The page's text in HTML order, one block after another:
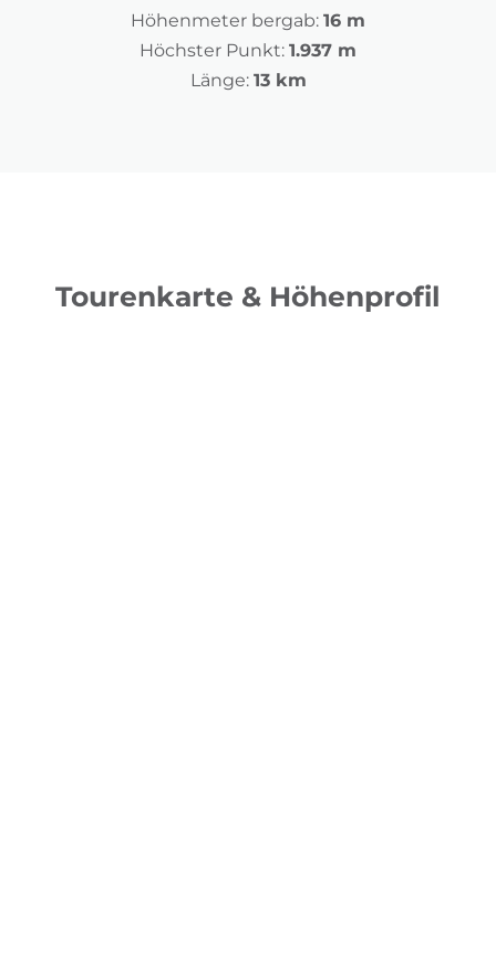
Höhenmeter bergab: 16 m
Höchster Punkt: 1.937 m
Länge: 13 km
Tourenkarte & Höhenprofil